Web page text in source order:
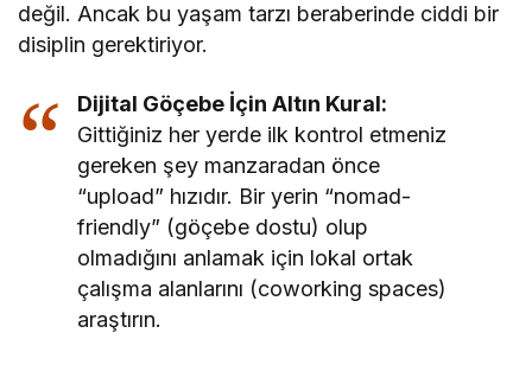
değil. Ancak bu yaşam tarzı beraberinde ciddi bir
disiplin gerektiriyor.
Dijital Göçebe İçin Altın Kural:
Gittiğiniz her yerde ilk kontrol etmeniz
gereken şey manzaradan önce
“upload” hızıdır. Bir yerin “nomad-
friendly” (göçebe dostu) olup
olmadığını anlamak için lokal ortak
çalışma alanlarını (coworking spaces)
araştırın.